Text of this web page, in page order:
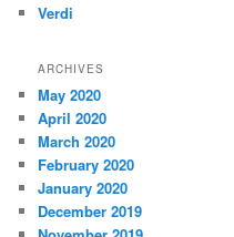
Verdi
ARCHIVES
May 2020
April 2020
March 2020
February 2020
January 2020
December 2019